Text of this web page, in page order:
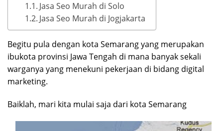
Jasa Seo Murah di Solo
Jasa Seo Murah di Jogjakarta
Begitu pula dengan kota Semarang yang merupakan
ibukota provinsi Jawa Tengah di mana banyak sekali
warganya yang menekuni pekerjaan di bidang digital
marketing.
Baiklah, mari kita mulai saja dari kota Semarang